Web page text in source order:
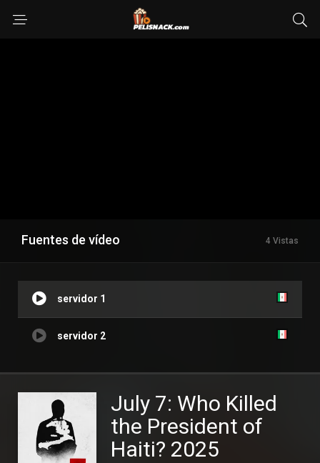
Fuentes de vídeo 4 Vistas
servidor 1
servidor 2
July 7: Who Killed
the President of
Haiti? 2025